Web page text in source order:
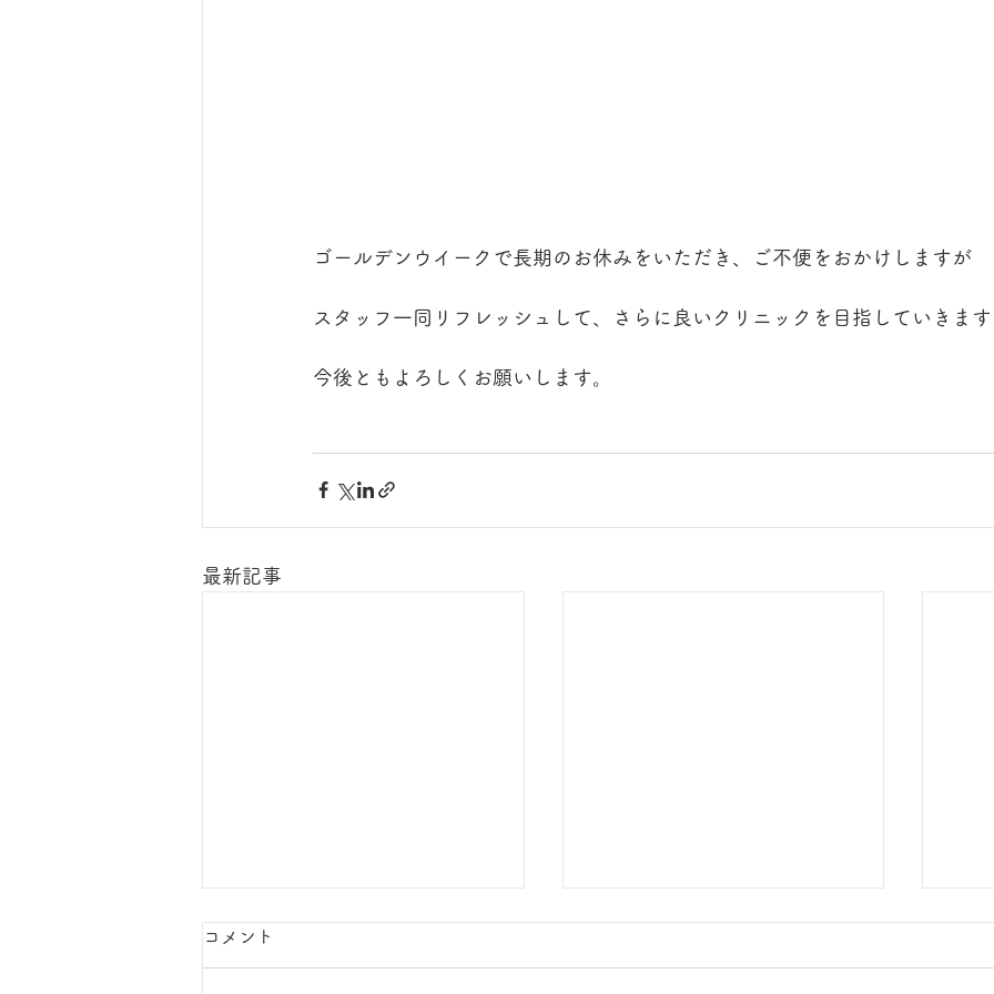
ゴールデンウイークで長期のお休みをいただき、ご不便をおかけしますが
スタッフ一同リフレッシュして、さらに良いクリニックを目指していきま
今後ともよろしくお願いします。
最新記事
コメント